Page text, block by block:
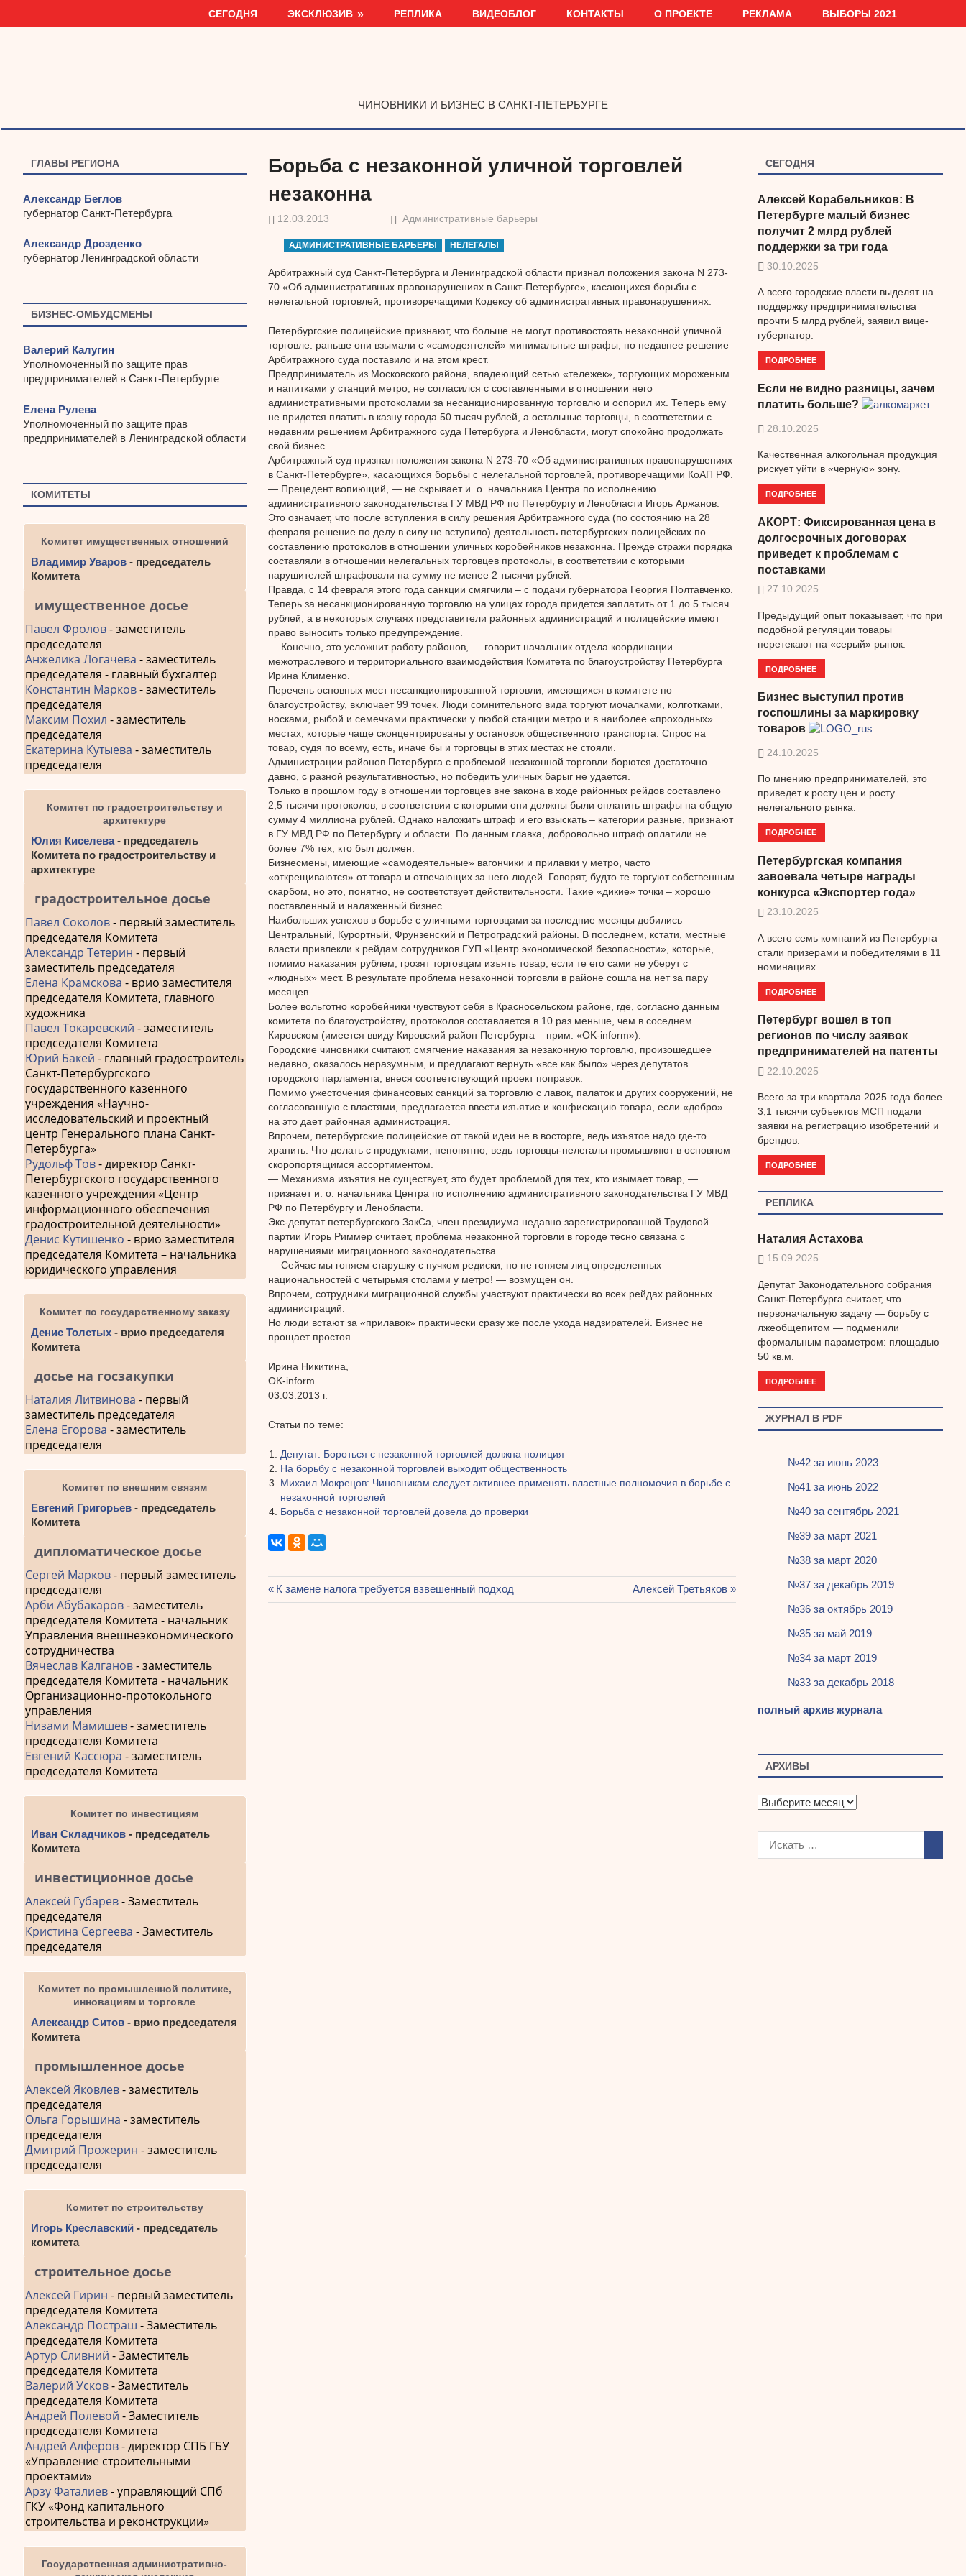
СЕГОДНЯ ЭКСКЛЮЗИВ РЕПЛИКА ВИДЕОБЛОГ КОНТАКТЫ О ПРОЕКТЕ РЕКЛАМА ВЫБОРЫ 2021
ЧИНОВНИКИ И БИЗНЕС В САНКТ-ПЕТЕРБУРГЕ
Борьба с незаконной уличной торговлей
незаконна
12.03.2013 Административные барьеры
АДМИНИСТРАТИВНЫЕ БАРЬЕРЫ НЕЛЕГАЛЫ
Арбитражный суд Санкт-Петербурга и Ленинградской области признал положения закона N 273-
70 «Об административных правонарушениях в Санкт-Петербурге», касающихся борьбы с
нелегальной торговлей, противоречащими Кодексу об административных правонарушениях.
Петербургские полицейские признают, что больше не могут противостоять незаконной уличной
торговле: раньше они взымали с «самодеятелей» минимальные штрафы, но недавнее решение
Арбитражного суда поставило и на этом крест.
Предприниматель из Московского района, владеющий сетью «тележек», торгующих мороженым
и напитками у станций метро, не согласился с составленными в отношении него
административными протоколами за несанкционированную торговлю и оспорил их. Теперь ему
не придется платить в казну города 50 тысяч рублей, а остальные торговцы, в соответствии с
недавним решением Арбитражного суда Петербурга и Ленобласти, могут спокойно продолжать
свой бизнес.
Арбитражный суд признал положения закона N 273-70 «Об административных правонарушениях
в Санкт-Петербурге», касающихся борьбы с нелегальной торговлей, противоречащими КоАП РФ.
— Прецедент вопиющий, — не скрывает и. о. начальника Центра по исполнению
административного законодательства ГУ МВД РФ по Петербургу и Ленобласти Игорь Аржанов.
Это означает, что после вступления в силу решения Арбитражного суда (по состоянию на 28
февраля решение по делу в силу не вступило) деятельность петербургских полицейских по
составлению протоколов в отношении уличных коробейников незаконна. Прежде стражи порядка
составляли в отношении нелегальных торговцев протоколы, в соответствии с которыми
нарушителей штрафовали на сумму не менее 2 тысячи рублей.
Правда, с 14 февраля этого года санкции смягчили – с подачи губернатора Георгия Полтавченко.
Теперь за несанкционированную торговлю на улицах города придется заплатить от 1 до 5 тысяч
рублей, а в некоторых случаях представители районных администраций и полицейские имеют
право выносить только предупреждение.
— Конечно, это усложнит работу районов, — говорит начальник отдела координации
межотраслевого и территориального взаимодействия Комитета по благоустройству Петербурга
Ирина Клименко.
Перечень основных мест несанкционированной торговли, имеющихся в комитете по
благоустройству, включает 99 точек. Люди сомнительного вида торгуют мочалками, колготками,
носками, рыбой и семечками практически у любой станции метро и в наиболее «проходных»
местах, которые чаще сконцентрированы у остановок общественного транспорта. Спрос на
товар, судя по всему, есть, иначе бы и торговцы в этих местах не стояли.
Администрации районов Петербурга с проблемой незаконной торговли борются достаточно
давно, с разной результативностью, но победить уличных барыг не удается.
Только в прошлом году в отношении торговцев вне закона в ходе районных рейдов составлено
2,5 тысячи протоколов, в соответствии с которыми они должны были оплатить штрафы на общую
сумму 4 миллиона рублей. Однако наложить штраф и его взыскать – категории разные, признают
в ГУ МВД РФ по Петербургу и области. По данным главка, добровольно штраф оплатили не
более 7% тех, кто был должен.
Бизнесмены, имеющие «самодеятельные» вагончики и прилавки у метро, часто
«открещиваются» от товара и отвечающих за него людей. Говорят, будто те торгуют собственным
скарбом, но это, понятно, не соответствует действительности. Такие «дикие» точки – хорошо
поставленный и налаженный бизнес.
Наибольших успехов в борьбе с уличными торговцами за последние месяцы добились
Центральный, Курортный, Фрунзенский и Петроградский районы. В последнем, кстати, местные
власти привлекли к рейдам сотрудников ГУП «Центр экономической безопасности», которые,
помимо наказания рублем, грозят торговцам изъять товар, если те его сами не уберут с
«людных» мест. В результате проблема незаконной торговли в районе сошла на нет за пару
месяцев.
Более вольготно коробейники чувствуют себя в Красносельском районе, где, согласно данным
комитета по благоустройству, протоколов составляется в 10 раз меньше, чем в соседнем
Кировском (имеется ввиду Кировский район Петербурга – прим. «OK-inform»).
Городские чиновники считают, смягчение наказания за незаконную торговлю, произошедшее
недавно, оказалось неразумным, и предлагают вернуть «все как было» через депутатов
городского парламента, внеся соответствующий проект поправок.
Помимо ужесточения финансовых санкций за торговлю с лавок, палаток и других сооружений, не
согласованную с властями, предлагается ввести изъятие и конфискацию товара, если «добро»
на это дает районная администрация.
Впрочем, петербургские полицейские от такой идеи не в восторге, ведь изъятое надо где-то
хранить. Что делать с продуктами, непонятно, ведь торговцы-нелегалы промышляют в основном
скоропортящимся ассортиментом.
— Механизма изъятия не существует, это будет проблемой для тех, кто изымает товар, —
признает и. о. начальника Центра по исполнению административного законодательства ГУ МВД
РФ по Петербургу и Ленобласти.
Экс-депутат петербургского ЗакСа, член президиума недавно зарегистрированной Трудовой
партии Игорь Риммер считает, проблема незаконной торговли в городе тесно связана с
нарушениями миграционного законодательства.
— Сейчас мы гоняем старушку с пучком редиски, но не гоняем лиц определенных
национальностей с четырьмя столами у метро! — возмущен он.
Впрочем, сотрудники миграционной службы участвуют практически во всех рейдах районных
администраций.
Но люди встают за «прилавок» практически сразу же после ухода надзирателей. Бизнес не
прощает простоя.
Ирина Никитина,
OK-inform
03.03.2013 г.
Статьи по теме:
Депутат: Бороться с незаконной торговлей должна полиция
На борьбу с незаконной торговлей выходит общественность
Михаил Мокрецов: Чиновникам следует активнее применять властные полномочия в борьбе с
незаконной торговлей
Борьба с незаконной торговлей довела до проверки
Навигация
Предыдущая
запись:
К замене налога требуется взвешенный подход
Следующая
запись:
Алексей Третьяков
ГЛАВЫ РЕГИОНА
Александр Беглов
губернатор Санкт-Петербурга
Александр Дрозденко
губернатор Ленинградской области
БИЗНЕС-ОМБУДСМЕНЫ
Валерий Калугин
Уполномоченный по защите прав
предпринимателей в Санкт-Петербурге
Елена Рулева
Уполномоченный по защите прав
предпринимателей в Ленинградской области
КОМИТЕТЫ
Комитет имущественных отношений
Владимир Уваров - председатель
Комитета
имущественное досье
Павел Фролов- заместитель
председателя
Анжелика Логачева - заместитель
председателя - главный бухгалтер
Константин Марков- заместитель
председателя
Максим Похил - заместитель
председателя
Екатерина Кутыева - заместитель
председателя
Комитет по градостроительству и
архитектуре
Юлия Киселева- председатель
Комитета по градостроительству и
архитектуре
градостроительное досье
Павел Соколов- первый заместитель
председателя Комитета
Александр Тетерин - первый
заместитель председателя
Елена Крамскова - врио заместителя
председателя Комитета, главного
художника
Павел Токаревский - заместитель
председателя Комитета
Юрий Бакей - главный градостроитель
Санкт-Петербургского
государственного казенного
учреждения «Научно-
исследовательский и проектный
центр Генерального плана Санкт-
Петербурга»
Рудольф Тов- директор Санкт-
Петербургского государственного
казенного учреждения «Центр
информационного обеспечения
градостроительной деятельности»
Денис Кутишенко - врио заместителя
председателя Комитета – начальника
юридического управления
Комитет по государственному заказу
Денис Толстых - врио председателя
Комитета
досье на госзакупки
Наталия Литвинова - первый
заместитель председателя
Елена Егорова - заместитель
председателя
Комитет по внешним связям
Евгений Григорьев - председатель
Комитета
дипломатическое досье
Сергей Марков- первый заместитель
председателя
Арби Абубакаров- заместитель
председателя Комитета - начальник
Управления внешнеэкономического
сотрудничества
Вячеслав Калганов- заместитель
председателя Комитета - начальник
Организационно-протокольного
управления
Низами Мамишев- заместитель
председателя Комитета
Евгений Кассюра - заместитель
председателя Комитета
Комитет по инвестициям
Иван Складчиков - председатель
Комитета
инвестиционное досье
Алексей Губарев- Заместитель
председателя
Кристина Сергеева - Заместитель
председателя
Комитет по промышленной политике,
инновациям и торговле
Александр Ситов - врио председателя
Комитета
промышленное досье
Алексей Яковлев- заместитель
председателя
Ольга Горышина - заместитель
председателя
Дмитрий Прожерин - заместитель
председателя
Комитет по строительству
Игорь Креславский - председатель
комитета
строительное досье
Алексей Гирин - первый заместитель
председателя Комитета
Александр Постраш - Заместитель
председателя Комитета
Артур Сливний - Заместитель
председателя Комитета
Валерий Усков- Заместитель
председателя Комитета
Андрей Полевой - Заместитель
председателя Комитета
Андрей Алферов- директор СПБ ГБУ
«Управление строительными
проектами»
Арзу Фаталиев- управляющий СПб
ГКУ «Фонд капитального
строительства и реконструкции»
Государственная административно-
СЕГОДНЯ
Алексей Корабельников: В
Петербурге малый бизнес
получит 2 млрд рублей
поддержки за три года
30.10.2025
А всего городские власти выделят на
поддержку предпринимательства
прочти 5 млрд рублей, заявил вице-
губернатор.
ПОДРОБНЕЕ
Если не видно разницы, зачем
платить больше?
28.10.2025
Качественная алкогольная продукция
рискует уйти в «черную» зону.
ПОДРОБНЕЕ
АКОРТ: Фиксированная цена в
долгосрочных договорах
приведет к проблемам с
поставками
27.10.2025
Предыдущий опыт показывает, что при
подобной регуляции товары
перетекают на «серый» рынок.
ПОДРОБНЕЕ
Бизнес выступил против
госпошлины за маркировку
товаров
24.10.2025
По мнению предпринимателей, это
приведет к росту цен и росту
нелегального рынка.
ПОДРОБНЕЕ
Петербургская компания
завоевала четыре награды
конкурса «Экспортер года»
23.10.2025
А всего семь компаний из Петербурга
стали призерами и победителями в 11
номинациях.
ПОДРОБНЕЕ
Петербург вошел в топ
регионов по числу заявок
предпринимателей на патенты
22.10.2025
Всего за три квартала 2025 года более
3,1 тысячи субъектов МСП подали
заявки на регистрацию изобретений и
брендов.
ПОДРОБНЕЕ
РЕПЛИКА
Наталия Астахова
15.09.2025
Депутат Законодательного собрания
Санкт-Петербурга считает, что
первоначальную задачу — борьбу с
лжеобщепитом — подменили
формальным параметром: площадью
50 кв.м.
ПОДРОБНЕЕ
ЖУРНАЛ В PDF
№42 за июнь 2023
№41 за июнь 2022
№40 за сентябрь 2021
№39 за март 2021
№38 за март 2020
№37 за декабрь 2019
№36 за октябрь 2019
№35 за май 2019
№34 за март 2019
№33 за декабрь 2018
полный архив журнала
АРХИВЫ
А
х
в